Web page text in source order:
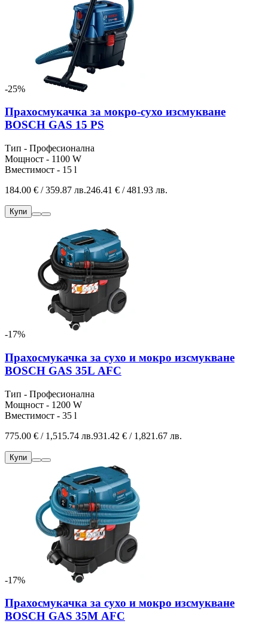
-25%
Прахосмукачка за мокро-сухо изсмукване
BOSCH GAS 15 PS
Тип - Професионална
Мощност - 1100 W
Вместимост - 15 l
184.00 € / 359.87 лв.246.41 € / 481.93 лв.
Купи
-17%
Прахосмукачка за сухо и мокро изсмукване
BOSCH GAS 35L АFC
Тип - Професионална
Мощност - 1200 W
Вместимост - 35 l
775.00 € / 1,515.74 лв.931.42 € / 1,821.67 лв.
Купи
-17%
Прахосмукачка за сухо и мокро изсмукване
BOSCH GAS 35M АFC